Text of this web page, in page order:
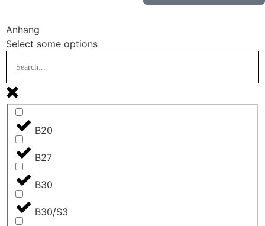
Anhang
Select some options
B20
B27
B30
B30/S3